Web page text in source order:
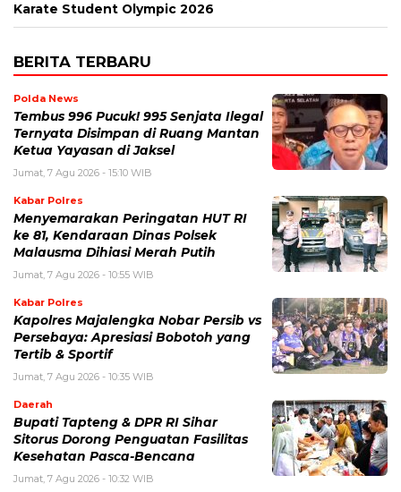
Karate Student Olympic 2026
BERITA TERBARU
Polda News
Tembus 996 Pucuk! 995 Senjata Ilegal
Ternyata Disimpan di Ruang Mantan
Ketua Yayasan di Jaksel
Jumat, 7 Agu 2026 - 15:10 WIB
Kabar Polres
Menyemarakan Peringatan HUT RI
ke 81, Kendaraan Dinas Polsek
Malausma Dihiasi Merah Putih
Jumat, 7 Agu 2026 - 10:55 WIB
Kabar Polres
Kapolres Majalengka Nobar Persib vs
Persebaya: Apresiasi Bobotoh yang
Tertib & Sportif
Jumat, 7 Agu 2026 - 10:35 WIB
Daerah
Bupati Tapteng & DPR RI Sihar
Sitorus Dorong Penguatan Fasilitas
Kesehatan Pasca-Bencana
Jumat, 7 Agu 2026 - 10:32 WIB